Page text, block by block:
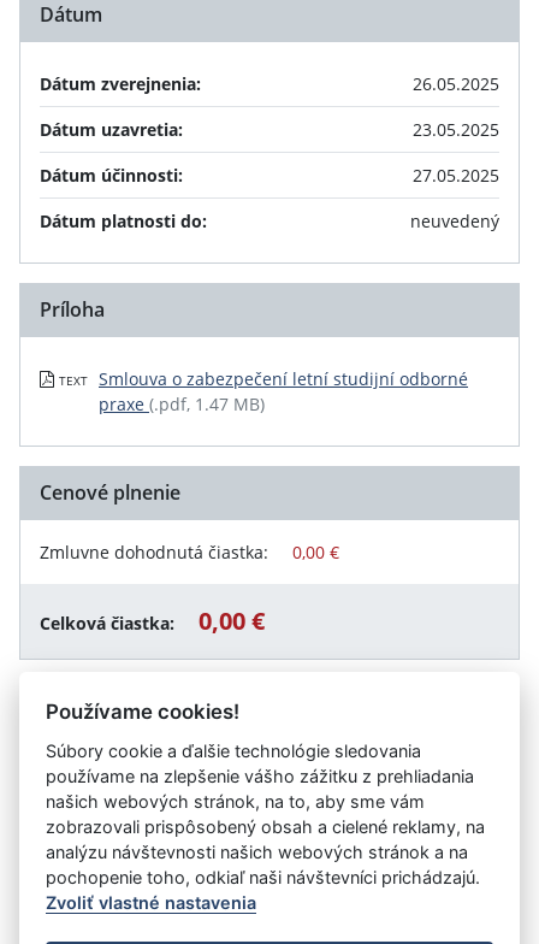
Dátum
Dátum zverejnenia:
26.05.2025
Dátum uzavretia:
23.05.2025
Dátum účinnosti:
27.05.2025
Dátum platnosti do:
neuvedený
Príloha
TEXT
Smlouva o zabezpečení letní studijní odborné
praxe (.pdf, 1.47 MB)
Cenové plnenie
Zmluvne dohodnutá čiastka: 0,00 €
Celková čiastka: 0,00 €
Vystavil:Fakultná nemocnica s poliklinikou F. D.
Roosevelta Banská Bystrica
Používame cookies!
Súbory cookie a ďalšie technológie sledovania
používame na zlepšenie vášho zážitku z prehliadania
našich webových stránok, na to, aby sme vám
zobrazovali prispôsobený obsah a cielené reklamy, na
analýzu návštevnosti našich webových stránok a na
pochopenie toho, odkiaľ naši návštevníci prichádzajú.
Zvoliť vlastné nastavenia